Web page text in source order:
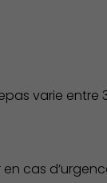
varie entre
cas